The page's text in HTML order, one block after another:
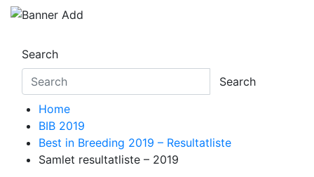
Search
Search
Home
BIB 2019
Best in Breeding 2019 – Resultatliste
Samlet resultatliste – 2019